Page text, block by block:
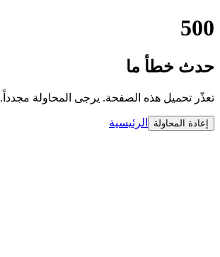
500
حدث خطأ ما
تعذّر تحميل هذه الصفحة. يرجى المحاولة مجدداً.
إعادة المحاولة الرئيسية